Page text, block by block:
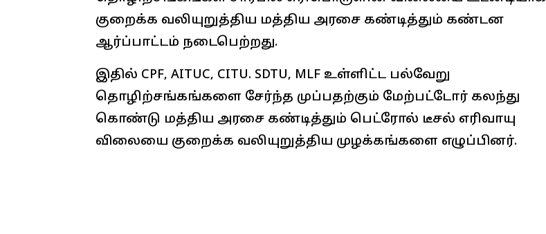
குறைக்க வலியுறுத்திய மத்திய அரசை கண்டித்தும் கண்டன
ஆர்ப்பாட்டம் நடைபெற்றது.
இதில் CPF, AITUC, CITU. SDTU, MLF உள்ளிட்ட பல்வேறு
தொழிற்சங்கங்களை சேர்ந்த முப்பதற்கும் மேற்பட்டோர் கலந்து
கொண்டு மத்திய அரசை கண்டித்தும் பெட்ரோல் டீசல் எரிவாயு
விலையை குறைக்க வலியுறுத்திய முழக்கங்களை எழுப்பினர்.